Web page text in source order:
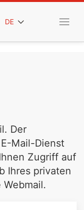
DE
Der
Mail-Dienst
Zugriff auf
Ihres privaten